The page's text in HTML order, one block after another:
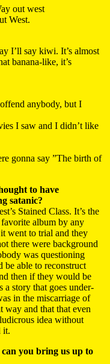
West.
I’ll say kiwi. It’s almost
banana-like, it’s
anybody, but I
I saw and I didn’t like
gonna say ”The birth of
to have
satanic?
Stained Class. It’s the
album by any
went to trial and they
there were background
was questioning
be able to reconstruct
then if they would be
a story that goes under-
in the miscarriage of
way and that that even
idea without
it.
you bring us up to